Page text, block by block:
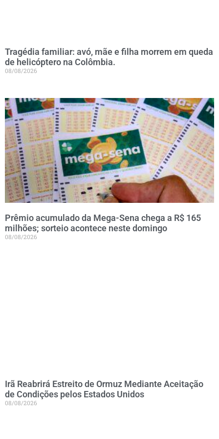
Tragédia familiar: avó, mãe e filha morrem em queda
de helicóptero na Colômbia.
08/08/2026
Prêmio acumulado da Mega-Sena chega a R$ 165
milhões; sorteio acontece neste domingo
08/08/2026
Irã Reabrirá Estreito de Ormuz Mediante Aceitação
de Condições pelos Estados Unidos
08/08/2026